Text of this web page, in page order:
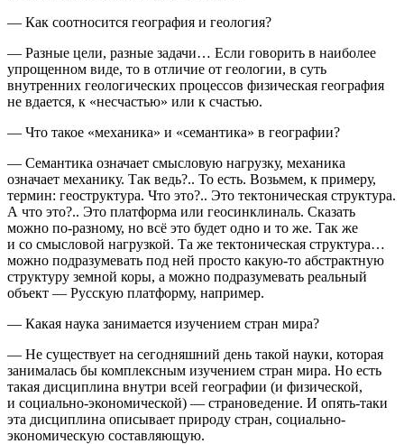
— Как соотносится география и геология?
— Разные цели, разные задачи… Если говорить в наиболее
упрощенном виде, то в отличие от геологии, в суть
внутренних геологических процессов физическая география
не вдается, к «несчастью» или к счастью.
— Что такое «механика» и «семантика» в географии?
— Семантика означает смысловую нагрузку, механика
означает механику. Так ведь?.. То есть. Возьмем, к примеру,
термин: геоструктура. Что это?.. Это тектоническая структура.
А что это?.. Это платформа или геосинклиналь. Сказать
можно по-разному, но всё это будет одно и то же. Так же
и со смысловой нагрузкой. Та же тектоническая структура…
можно подразумевать под ней просто какую-то абстрактную
структуру земной коры, а можно подразумевать реальный
объект — Русскую платформу, например.
— Какая наука занимается изучением стран мира?
— Не существует на сегодняшний день такой науки, которая
занималась бы комплексным изучением стран мира. Но есть
такая дисциплина внутри всей географии (и физической,
и социально-экономической) — страноведение. И опять-таки
эта дисциплина описывает природу стран, социально-
экономическую составляющую.